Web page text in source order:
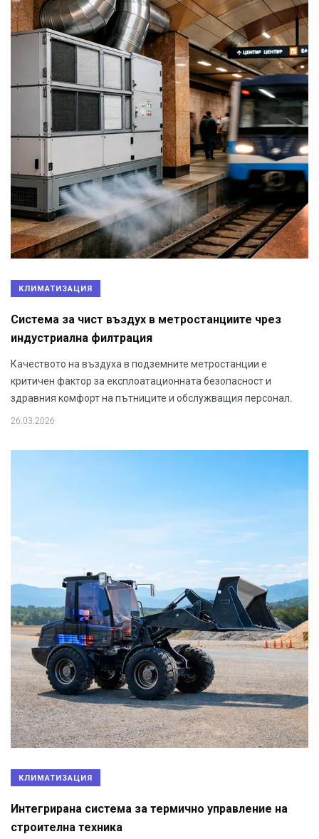
КЛИМАТИЗАЦИЯ
Система за чист въздух в метростанциите чрез
индустриална филтрация
Качеството на въздуха в подземните метростанции е
критичен фактор за експлоатационната безопасност и
здравния комфорт на пътниците и обслужващия персонал.
26.03.2026
КЛИМАТИЗАЦИЯ
Интегрирана система за термично управление на
строителна техника